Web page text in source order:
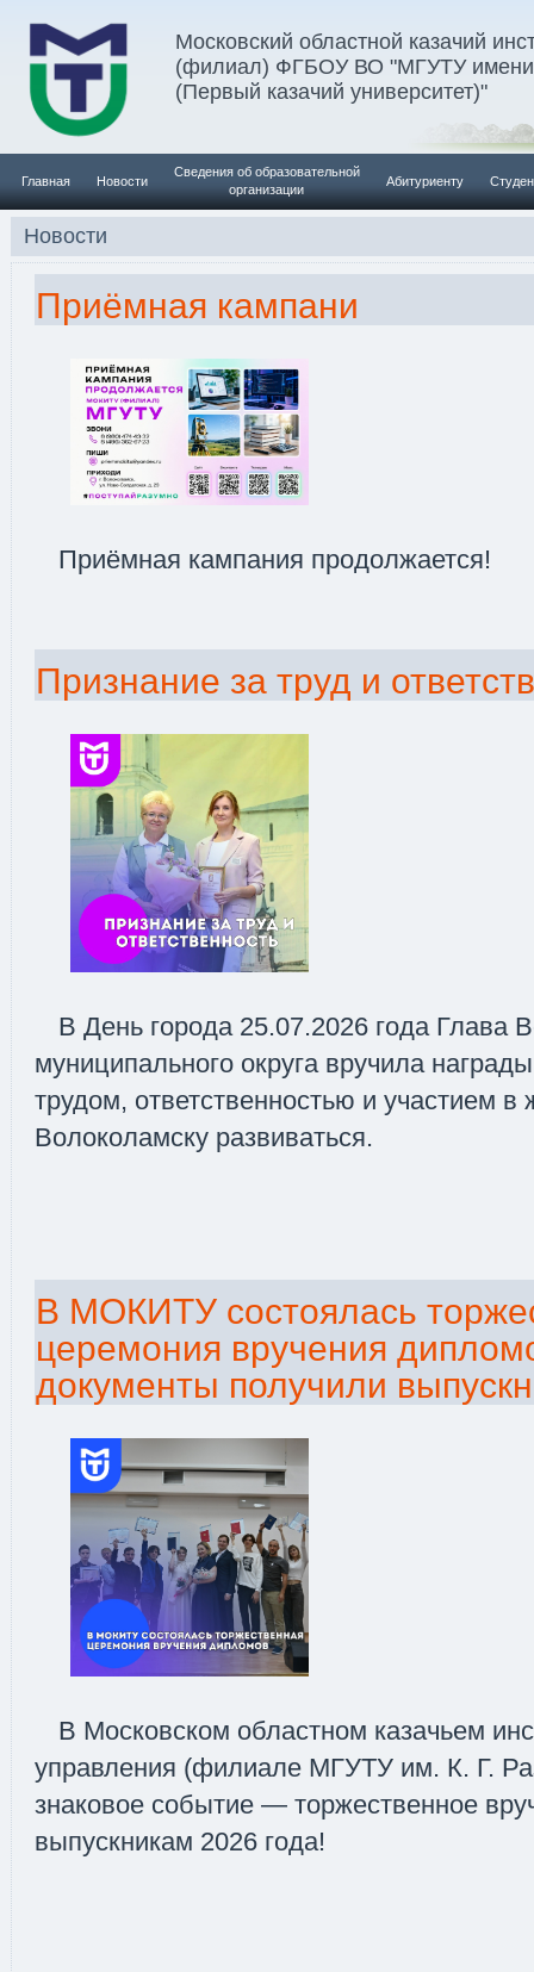
Московский областной казачий
(филиал) ФГБОУ ВО "МГУТУ имени
(Первый казачий университет)"
Главная Новости
Сведения об образовательной
организации
Абитуриенту
Новости
Приёмная кампани
Приёмная кампания продолжается!
Признание за труд и
В День города 25.07.2026 года Глава
муниципального округа вручила
трудом, ответственностью и участием в
Волоколамску развиваться.
В МОКИТУ состоялась
церемония вручения
документы получили
В Московском областном казачьем
управления (филиале МГУТУ им. К. Г.
знаковое событие — торжественное
выпускникам 2026 года!